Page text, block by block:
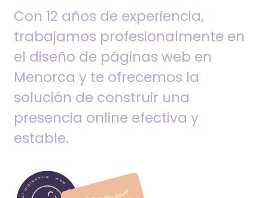
Con 12 años de experiencia,
trabajamos profesionalmente en
el diseño de páginas web en
Menorca y te ofrecemos la
solución de construir una
presencia online efectiva y
estable.